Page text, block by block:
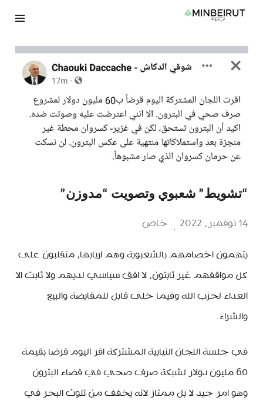
انتقل
المحتوى
“تشويط” شعبوي وتصويت “مدوزن”
14 نوفمبر، 2022 خاص
يتهمون اخصامهم بالشعبوية وهم اربابها، متقلبون على
كل مواقفهم غير ثابتون، لا افق سياسي لديهم ولا ثابت الا
العداء لحزب الله وفيما خلى قابل للمقايضة والبيع
والشراء.
في جلسة اللجان النيابية المشتركة اقر اليوم قرضا بقيمة
60 مليون دولار لشبكة صرف صحي في قضاء البترون
وهو امر جيد لا بل ممتاز لانه يخفف من تلوث البحر في